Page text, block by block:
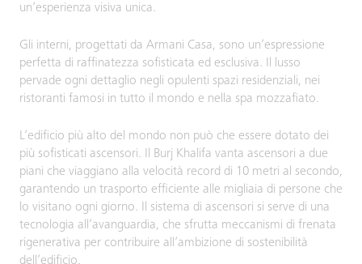
un’esperienza visiva unica.
Gli interni, progettati da Armani Casa, sono un’espressione
perfetta di raffinatezza sofisticata ed esclusiva. Il lusso
pervade ogni dettaglio negli opulenti spazi residenziali, nei
ristoranti famosi in tutto il mondo e nella spa mozzafiato.
L’edificio più alto del mondo non può che essere dotato dei
più sofisticati ascensori. Il Burj Khalifa vanta ascensori a due
piani che viaggiano alla velocità record di 10 metri al secondo,
garantendo un trasporto efficiente alle migliaia di persone che
lo visitano ogni giorno. Il sistema di ascensori si serve di una
tecnologia all’avanguardia, che sfrutta meccanismi di frenata
rigenerativa per contribuire all’ambizione di sostenibilità
dell’edificio.